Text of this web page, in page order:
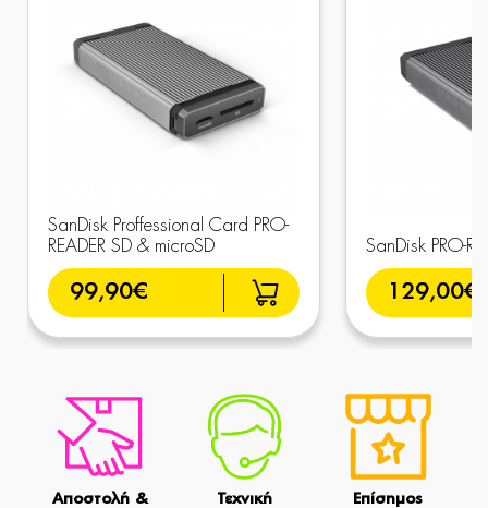
SanDisk Proffessional Card PRO-
READER SD & microSD
99,90€
SanDisk PRO-
129,00€
Αποστολή &
Τεχνική
Επίσημος